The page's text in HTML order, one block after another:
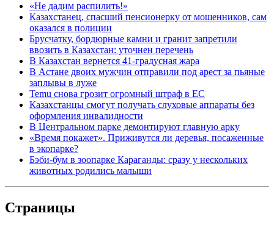
«Не дадим распилить!»
Казахстанец, спасший пенсионерку от мошенников, сам
оказался в полиции
Брусчатку, бордюрные камни и гранит запретили
ввозить в Казахстан: уточнен перечень
В Казахстан вернется 41-градусная жара
В Астане двоих мужчин отправили под арест за пьяные
заплывы в луже
Temu снова грозит огромный штраф в ЕС
Казахстанцы смогут получать слуховые аппараты без
оформления инвалидности
В Центральном парке демонтируют главную арку
«Время покажет». Приживутся ли деревья, посаженные
в экопарке?
Бэби-бум в зоопарке Караганды: сразу у нескольких
животных родились малыши
Страницы